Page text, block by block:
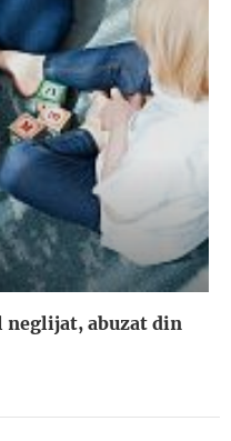
neglijat, abuzat din